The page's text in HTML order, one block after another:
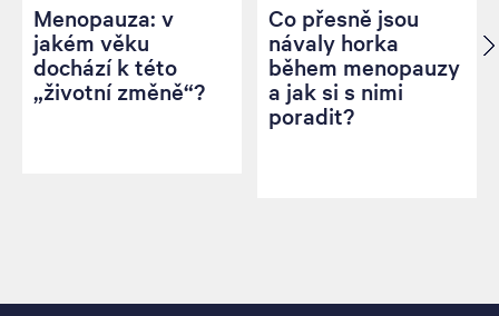
Menopauza: v
jakém věku
dochází k této
„životní změně“?
Co přesně jsou
návaly horka
během menopauzy
a jak si s nimi
poradit?